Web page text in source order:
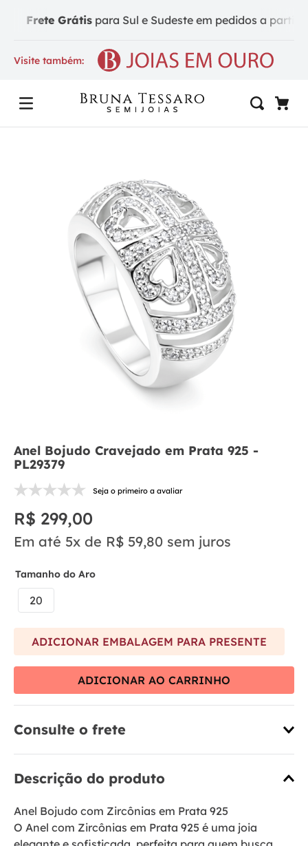
Frete Grátispara Sul e Sudeste em pedidos a partir de
Visite também:
Anel Bojudo Cravejado em Prata 925 -
PL29379
Seja o primeiro a avaliar
R$ 299,00
Em até 5x de R$ 59,80 sem juros
Tamanho do Aro
20
ADICIONAR EMBALAGEM PARA PRESENTE
ADICIONAR AO CARRINHO
Consulte o frete
Descrição do produto
Anel Bojudo com Zircônias em Prata 925
O Anel com Zircônias em Prata 925 é uma joia